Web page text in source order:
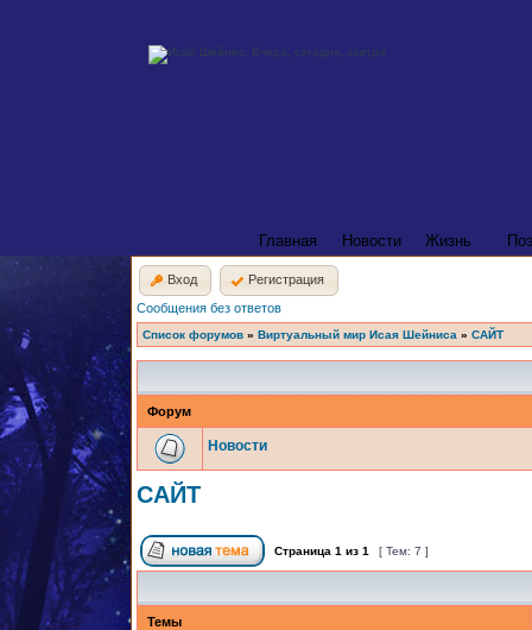
Главная Новости Жизнь
Вход
Регистрация
Сообщения без ответов
Список форумов » Виртуальный мир Исая Шейниса » САЙТ
Форум
Новости
САЙТ
Страница 1 из 1 [ Тем: 7 ]
Темы